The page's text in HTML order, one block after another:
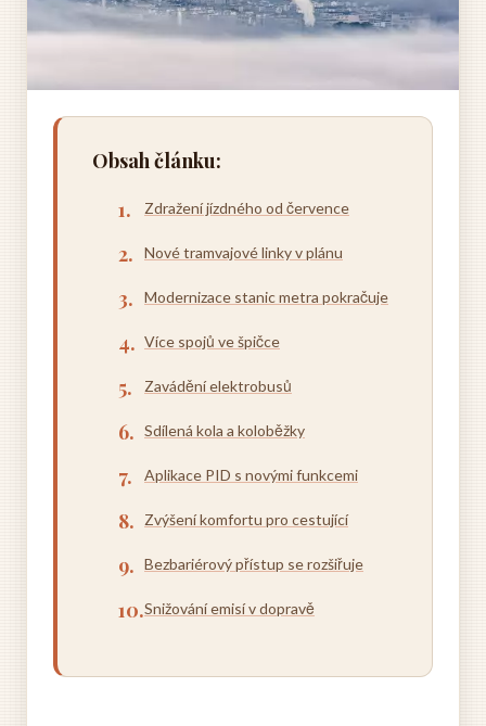
Obsah článku:
Zdražení jízdného od července
Nové tramvajové linky v plánu
Modernizace stanic metra pokračuje
Více spojů ve špičce
Zavádění elektrobusů
Sdílená kola a koloběžky
Aplikace PID s novými funkcemi
Zvýšení komfortu pro cestující
Bezbariérový přístup se rozšiřuje
Snižování emisí v dopravě